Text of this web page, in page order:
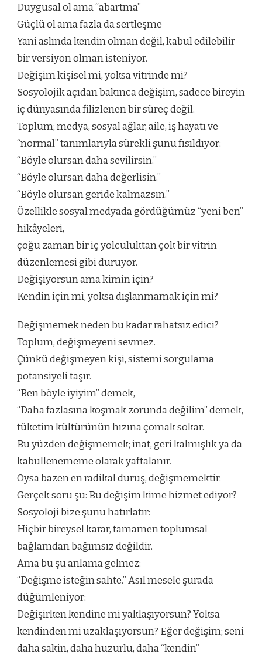
Duygusal ol ama “abartma”
Güçlü ol ama fazla da sertleşme
Yani aslında kendin olman değil, kabul edilebilir
bir versiyon olman isteniyor.
Değişim kişisel mi, yoksa vitrinde mi?
Sosyolojik açıdan bakınca değişim, sadece bireyin
iç dünyasında filizlenen bir süreç değil.
Toplum; medya, sosyal ağlar, aile, iş hayatı ve
“normal” tanımlarıyla sürekli şunu fısıldıyor:
“Böyle olursan daha sevilirsin.”
“Böyle olursan daha değerlisin.”
“Böyle olursan geride kalmazsın.”
Özellikle sosyal medyada gördüğümüz “yeni ben”
hikâyeleri,
çoğu zaman bir iç yolculuktan çok bir vitrin
düzenlemesi gibi duruyor.
Değişiyorsun ama kimin için?
Kendin için mi, yoksa dışlanmamak için mi?
Değişmemek neden bu kadar rahatsız edici?
Toplum, değişmeyeni sevmez.
Çünkü değişmeyen kişi, sistemi sorgulama
potansiyeli taşır.
“Ben böyle iyiyim” demek,
“Daha fazlasına koşmak zorunda değilim” demek,
tüketim kültürünün hızına çomak sokar.
Bu yüzden değişmemek; inat, geri kalmışlık ya da
kabullenememe olarak yaftalanır.
Oysa bazen en radikal duruş, değişmemektir.
Gerçek soru şu: Bu değişim kime hizmet ediyor?
Sosyoloji bize şunu hatırlatır:
Hiçbir bireysel karar, tamamen toplumsal
bağlamdan bağımsız değildir.
Ama bu şu anlama gelmez:
“Değişme isteğin sahte.” Asıl mesele şurada
düğümleniyor:
Değişirken kendine mi yaklaşıyorsun? Yoksa
kendinden mi uzaklaşıyorsun? Eğer değişim; seni
daha sakin, daha huzurlu, daha “kendin”